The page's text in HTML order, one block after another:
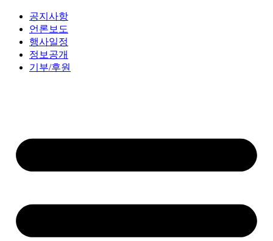
공지사항
언론보도
행사일정
정보공개
기부/후원